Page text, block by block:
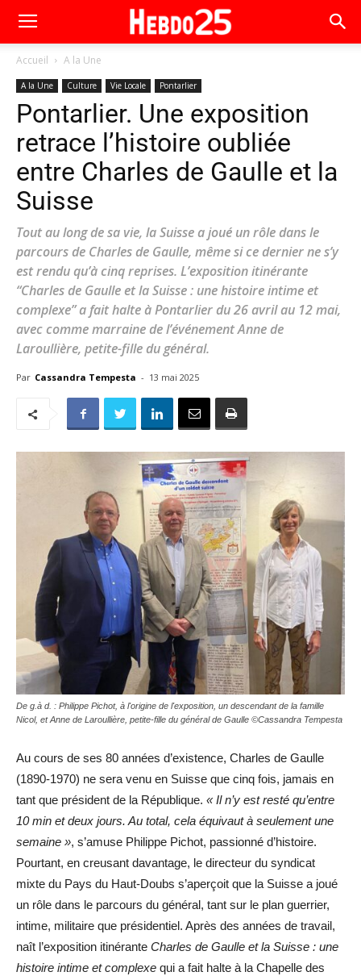
Accueil A la Une
A la Une Culture Vie Locale Pontarlier
Pontarlier. Une exposition
retrace l’histoire oubliée
entre Charles de Gaulle et la
Suisse
Tout au long de sa vie, la Suisse a joué un rôle dans le
parcours de Charles de Gaulle, même si ce dernier ne s’y
est rendu qu’à cinq reprises. L’exposition itinérante
“Charles de Gaulle et la Suisse : une histoire intime et
complexe” a fait halte à Pontarlier du 26 avril au 12 mai,
avec comme marraine de l’événement Anne de
Laroullière, petite-fille du général.
Par Cassandra Tempesta - 13 mai 2025
De g.à d. : Philippe Pichot, à l'origine de l'exposition, un descendant de la famille
Nicol, et Anne de Laroullière, petite-fille du général de Gaulle ©Cassandra Tempesta
Au cours de ses 80 années d’existence, Charles de Gaulle
(1890-1970) ne sera venu en Suisse que cinq fois, jamais en
tant que président de la République. « Il n’y est resté qu’entre
10 min et deux jours. Au total, cela équivaut à seulement une
semaine », s’amuse Philippe Pichot, passionné d’histoire.
Pourtant, en creusant davantage, le directeur du syndicat
mixte du Pays du Haut-Doubs s’aperçoit que la Suisse a joué
un rôle dans le parcours du général, tant sur le plan guerrier,
intime, militaire que présidentiel. Après des années de travail,
naît l’exposition itinérante Charles de Gaulle et la Suisse : une
histoire intime et complexe qui a fait halte à la Chapelle des